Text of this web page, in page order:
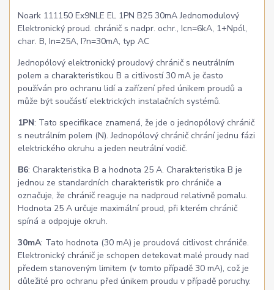
Noark 111150 Ex9NLE EL 1PN B25 30mA Jednomodulový
Elektronický proud. chránič s nadpr. ochr., Icn=6kA, 1+Npól,
char. B, In=25A, I?n=30mA, typ AC
Jednopólový elektronický proudový chránič s neutrálním
polem a charakteristikou B a citlivostí 30 mA je často
používán pro ochranu lidí a zařízení před únikem proudů a
může být součástí elektrických instalačních systémů.
1PN: Tato specifikace znamená, že jde o jednopólový chránič
s neutrálním polem (N). Jednopólový chránič chrání jednu fázi
elektrického okruhu a jeden neutrální vodič.
B6: Charakteristika B a hodnota 25 A. Charakteristika B je
jednou ze standardních charakteristik pro chrániče a
označuje, že chránič reaguje na nadproud relativně pomalu.
Hodnota 25 A určuje maximální proud, při kterém chránič
spíná a odpojuje okruh.
30mA: Tato hodnota (30 mA) je proudová citlivost chrániče.
Elektronický chránič je schopen detekovat malé proudy nad
předem stanoveným limitem (v tomto případě 30 mA), což je
důležité pro ochranu před únikem proudu v případě poruchy.